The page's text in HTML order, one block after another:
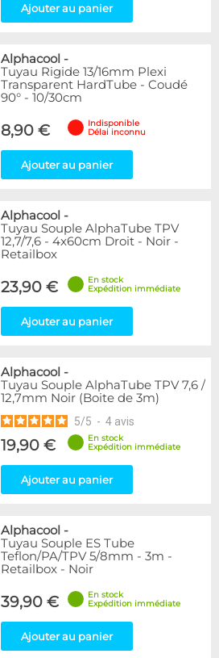
Ajouter au panier
Alphacool -
Tuyau Rigide 13/16mm Plexi
Transparent HardTube - Coudé
90° - 10/30cm
8,90 €
Indisponible
Délai inconnu
Ajouter au panier
Alphacool -
Tuyau Souple AlphaTube TPV
12,7/7,6 - 4x60cm Droit - Noir -
Retailbox
23,90 €
En stock
Expédition immédiate
Ajouter au panier
Alphacool -
Tuyau Souple AlphaTube TPV 7,6 /
12,7mm Noir (Boite de 3m)
5/5 - 4 avis
19,90 €
En stock
Expédition immédiate
Ajouter au panier
Alphacool -
Tuyau Souple ES Tube
Teflon/PA/TPV 5/8mm - 3m -
Retailbox - Noir
39,90 €
En stock
Expédition immédiate
Ajouter au panier